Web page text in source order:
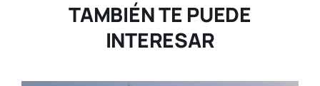
TAMBIÉN TE PUEDE
INTERESAR